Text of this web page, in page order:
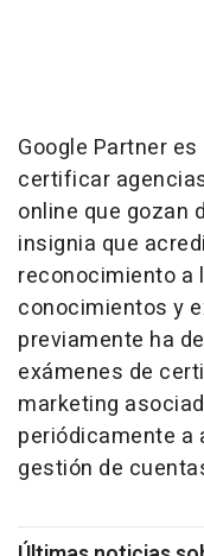
Google Partner
certificar
online que gozan
insignia que
reconocimiento a
conocimientos y
previamente ha
exámenes de
marketing
periódicamente a
gestión de